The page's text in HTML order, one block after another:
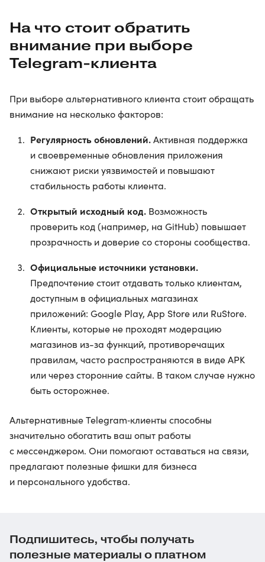
На что стоит обратить
внимание при выборе
Telegram-клиента
При выборе альтернативного клиента стоит обращать
внимание на несколько факторов:
Регулярность обновлений.Активная поддержка
и своевременные обновления приложения
снижают риски уязвимостей и повышают
стабильность работы клиента.
Открытый исходный код. Возможность
проверить код (например, на GitHub) повышает
прозрачность и доверие со стороны сообщества.
Официальные источники установки.
Предпочтение стоит отдавать только клиентам,
доступным в официальных магазинах
приложений: Google Play, App Store или RuStore.
Клиенты, которые не проходят модерацию
магазинов из-за функций, противоречащих
правилам, часто распространяются в виде APK
или через сторонние сайты. В таком случае нужно
быть осторожнее.
Альтернативные Telegram‑клиенты способны
значительно обогатить ваш опыт работы
с мессенджером. Они помогают оставаться на связи,
предлагают полезные фишки для бизнеса
и персонального удобства.
Подпишитесь, чтобы получать
полезные материалы о платном